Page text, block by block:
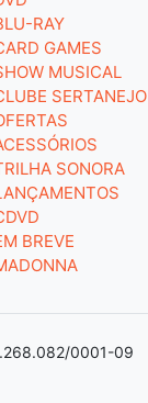
RAY
GAMES
MUSICAL
SERTANEJO
SONORA
BREVE
0001-09